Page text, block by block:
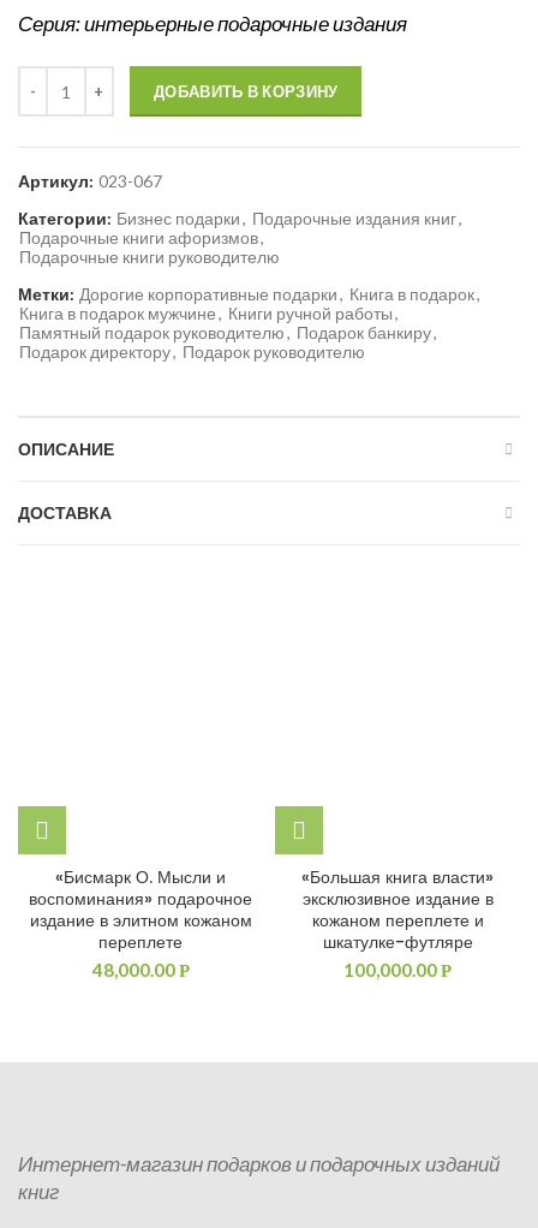
Серия: интерьерныеподарочные издания
ДОБАВИТЬ В КОРЗИНУ
Артикул: 023-067
Категории: Бизнес подарки, Подарочные издания книг,
Подарочные книги афоризмов,
Подарочные книги руководителю
Метки: Дорогие корпоративные подарки, Книга в подарок,
Книга в подарок мужчине, Книги ручной работы,
Памятный подарок руководителю, Подарок банкиру,
Подарок директору, Подарок руководителю
ОПИСАНИЕ
ДОСТАВКА
«Бисмарк О. Мысли и
воспоминания» подарочное
издание в элитном кожаном
переплете
48,000.00Р
«Большая книга власти»
эксклюзивное издание в
кожаном переплете и
шкатулке-футляре
100,000.00Р
Интернет-магазин подарков и подарочных изданий
книг